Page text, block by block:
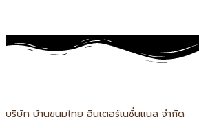
บริษัท บ้านขนมไทย อินเตอร์เนชั่นแนล จำกัด